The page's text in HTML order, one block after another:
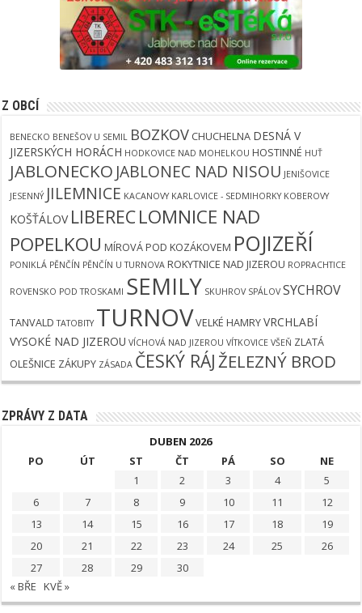
Z OBCÍ
BENECKO BENEŠOV U SEMIL BOZKOV CHUCHELNA DESNÁ V
JIZERSKÝCH HORÁCH HODKOVICE NAD MOHELKOU HOSTINNÉ HUŤ
JABLONECKO JABLONEC NAD NISOU JENIŠOVICE
JESENNÝ JILEMNICE KACANOVY KARLOVICE - SEDMIHORKY KOBEROVY
KOŠŤÁLOV LIBERECLOMNICE NAD
POPELKOU MÍROVÁ POD KOZÁKOVEM POJIZEŘÍ
PONIKLÁ PĚNČÍN PĚNČÍN U TURNOVA ROKYTNICE NAD JIZEROU ROPRACHTICE
ROVENSKO POD TROSKAMI SEMILY SKUHROV SPÁLOV SYCHROV
TANVALD TATOBITY TURNOVVELKÉ HAMRYVRCHLABÍ
VYSOKÉ NAD JIZEROU VÍCHOVÁ NAD JIZEROU VÍTKOVICE VŠEŇ ZLATÁ
OLEŠNICE ZÁKUPY ZÁSADA ČESKÝ RÁJŽELEZNÝ BROD
ZPRÁVY Z DATA
DUBEN 2026
PO
ÚT ST ČT PÁ SO
NE
1
2 3 4
5
6
7 8 9 10 11
12
13
14 15 16 17 18
19
20
21 22 23 24 25
26
27
28 29
30
« BŘE KVĚ »